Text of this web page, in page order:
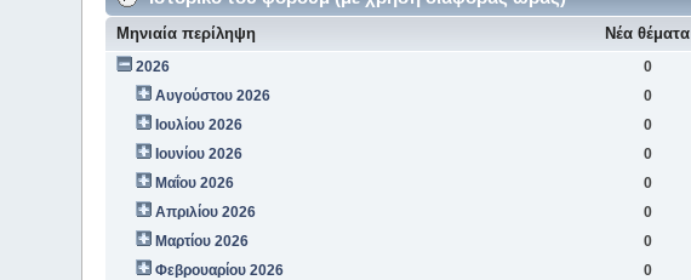
Μηνιαία περίληψη Νέα θέματα
2026 0
Αυγούστου 2026
0
Ιουλίου 2026
0
Ιουνίου 2026
0
Μαΐου 2026
0
Απριλίου 2026
0
Μαρτίου 2026
0
Φεβρουαρίου 2026
0